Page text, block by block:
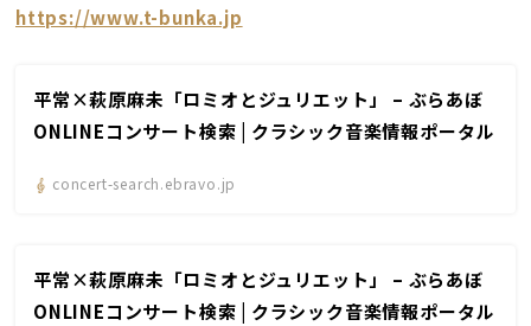
https://www.t-bunka.jp
平常×萩原麻未「ロミオとジュリエット」 – ぶらあぼ
ONLINEコンサート検索 | クラシック音楽情報ポータル
concert-search.ebravo.jp
平常×萩原麻未「ロミオとジュリエット」 – ぶらあぼ
ONLINEコンサート検索 | クラシック音楽情報ポータル